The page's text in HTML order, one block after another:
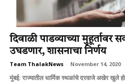
दिवाळी पाडव्याच्या मुहूर्तावर
उघडणार, शासनाचा निर्णय
Team ThalakNews - November 14, 2020
मुंबई: राज्यातील धार्मिक स्थळांचे दरवाजे अखेर खुले